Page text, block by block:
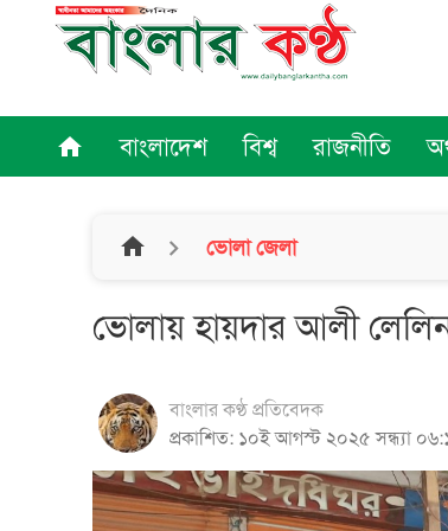
home বাংলাদেশ বিশ্ব রাজনীতি
home ভোলা জেলা
ভোলায় হায়দার আলী
বাংলার কণ্ঠ প্রতিবেদক
প্রকাশিত: ১০ই আগস্ট ২০২৫ সন্ধ্যা